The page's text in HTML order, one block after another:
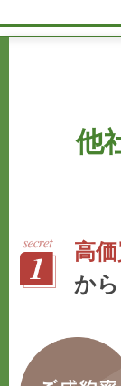
他
高
から